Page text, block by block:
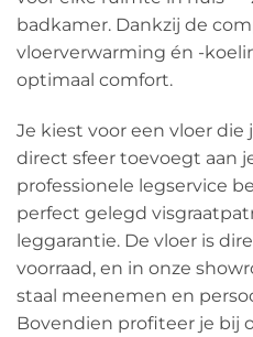
badkamer. Dankzij de
vloerverwarming én -
optimaal comfort.
Je kiest voor een vloer
direct sfeer toevoegt aan
professionele legservice
perfect gelegd
leggarantie. De vloer is
voorraad, en in onze
staal meenemen en
Bovendien profiteer je bij